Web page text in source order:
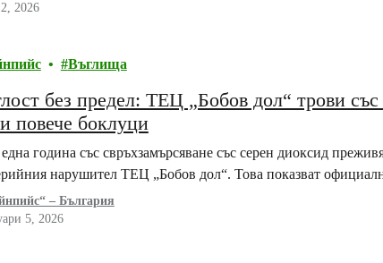
2026
Въглища
без предел: ТЕЦ „Бобов дол“ трови
повече боклуци
година със свръхзамърсяване със серен диоксид
нарушител ТЕЦ „Бобов дол“. Това показват
– България
5, 2026